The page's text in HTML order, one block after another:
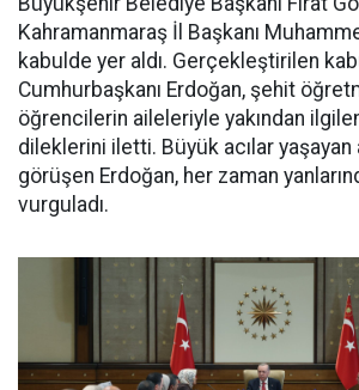
Kahramanmaraş İl Başkanı
kabulde yer aldı. Gerçekleştirilen
Cumhurbaşkanı Erdoğan, şehit
öğrencilerin aileleriyle yakından
dileklerini iletti. Büyük acılar
görüşen Erdoğan, her zaman
vurguladı.